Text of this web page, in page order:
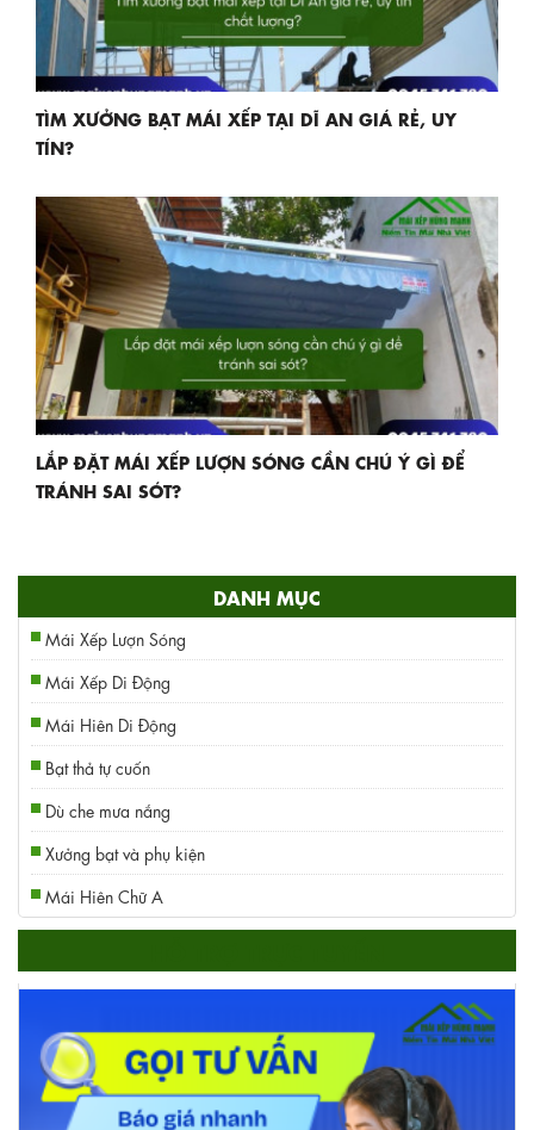
TÌM XƯỞNG BẠT MÁI XẾP TẠI DĨ AN GIÁ RẺ, UY
TÍN?
LẮP ĐẶT MÁI XẾP LƯỢN SÓNG CẦN CHÚ Ý GÌ ĐỂ
TRÁNH SAI SÓT?
DANH MỤC
Mái Xếp Lượn Sóng
Mái Xếp Di Động
Mái Hiên Di Động
Bạt thả tự cuốn
Dù che mưa nắng
Xưởng bạt và phụ kiện
Mái Hiên Chữ A